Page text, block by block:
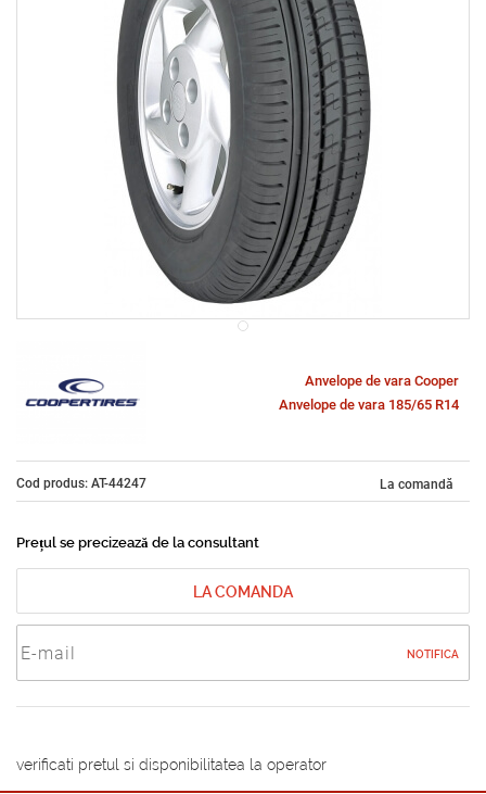
Anvelope de vara Cooper
Anvelope de vara 185/65 R14
Cod produs: AT-44247 La comandă
Prețul se precizează de la consultant
LA COMANDA
NOTIFICA
verificati pretul si disponibilitatea la operator